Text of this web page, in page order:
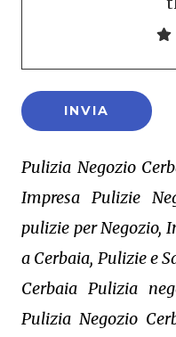
Pulizia Negozio
Impresa Pulizie
pulizie per Negozio,
a Cerbaia, Pulizie e
Cerbaia Pulizia
Pulizia Negozio